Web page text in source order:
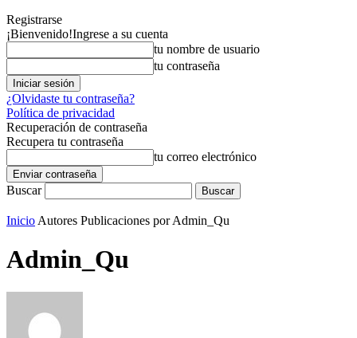
Registrarse
¡Bienvenido!Ingrese a su cuenta
tu nombre de usuario
tu contraseña
¿Olvidaste tu contraseña?
Política de privacidad
Recuperación de contraseña
Recupera tu contraseña
tu correo electrónico
Buscar
Inicio Autores Publicaciones por Admin_Qu
Admin_Qu